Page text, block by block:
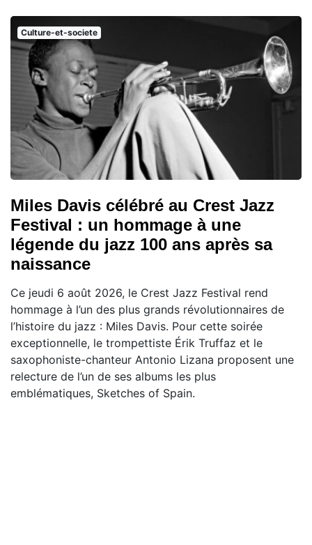
Culture-et-societe
Miles Davis célébré au Crest Jazz
Festival : un hommage à une
légende du jazz 100 ans après sa
naissance
Ce jeudi 6 août 2026, le Crest Jazz Festival rend
hommage à l’un des plus grands révolutionnaires de
l’histoire du jazz : Miles Davis. Pour cette soirée
exceptionnelle, le trompettiste Érik Truffaz et le
saxophoniste-chanteur Antonio Lizana proposent une
relecture de l’un de ses albums les plus
emblématiques, Sketches of Spain.